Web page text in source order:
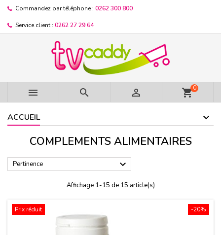
Commandez par téléphone : 0262 300 800
Service client : 0262 27 29 64
   shopping_cart0
ACCUEIL
COMPLEMENTS ALIMENTAIRES
Pertinence 
Affichage 1-15 de 15 article(s)
-20%
Prix réduit